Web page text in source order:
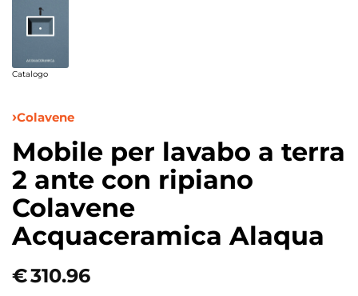
Catalogo
Colavene
Mobile per lavabo a terra
2 ante con ripiano
Colavene
Acquaceramica Alaqua
€310.96